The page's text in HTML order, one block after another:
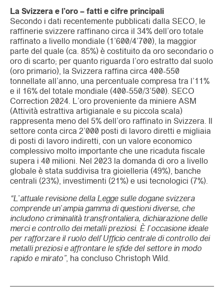
La Svizzera e l’oro – fatti e cifre principali
Secondo i dati recentemente pubblicati dalla SECO, le
raffinerie svizzere raffinano circa il 34% dell’oro totale
raffinato a livello mondiale (1’600/4’700), la maggior
parte del quale (ca. 85%) è costituito da oro secondario o
oro di scarto; per quanto riguarda l’oro estratto dal suolo
(oro primario), la Svizzera raffina circa 400-550
tonnellate all’anno, una percentuale compresa tra l’11%
e il 16% del totale mondiale (400-550/3’500). SECO
Correction 2024. L’oro proveniente da miniere ASM
(Attività estrattiva artigianale e su piccola scala)
rappresenta meno del 5% dell’oro raffinato in Svizzera. Il
settore conta circa 2’000 posti di lavoro diretti e migliaia
di posti di lavoro indiretti, con un valore economico
complessivo molto importante che une ricaduta fiscale
supera i 40 milioni. Nel 2023 la domanda di oro a livello
globale è stata suddivisa tra gioielleria (49%), banche
centrali (23%), investimenti (21%) e usi tecnologici (7%).
“L’attuale revisione della Legge sulle dogane svizzera
comprende un’ampia gamma di questioni diverse, che
includono criminalità transfrontaliera, dichiarazione delle
merci e controllo dei metalli preziosi. È l’occasione ideale
per rafforzare il ruolo dell’Ufficio centrale di controllo dei
metalli preziosi e affrontare le sfide del settore in modo
rapido e mirato”, ha concluso Christoph Wild.